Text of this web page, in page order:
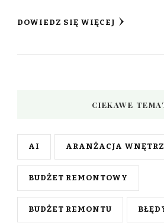
DOWIEDZ SIĘ WIĘCEJ
CIEKAWE
AI ARANŻACJA WNĘTRZ
BUDŻET REMONTOWY
BUDŻET REMONTU